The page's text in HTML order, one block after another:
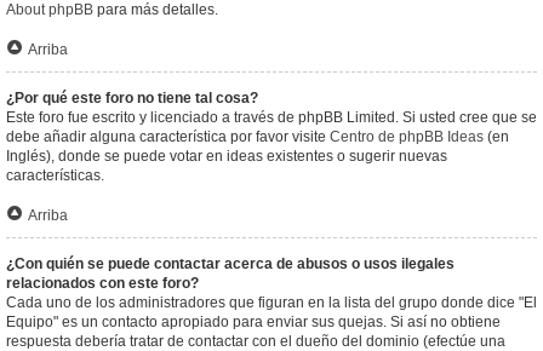
About phpBB para más detalles.
Arriba
¿Por qué este foro no tiene tal cosa?
Este foro fue escrito y licenciado a través de phpBB Limited. Si usted cree que se
debe añadir alguna característica por favor visite Centro de phpBB Ideas (en
Inglés), donde se puede votar en ideas existentes o sugerir nuevas
características.
Arriba
¿Con quién se puede contactar acerca de abusos o usos ilegales
relacionados con este foro?
Cada uno de los administradores que figuran en la lista del grupo donde dice "El
Equipo" es un contacto apropiado para enviar sus quejas. Si así no obtiene
respuesta debería tratar de contactar con el dueño del dominio (efectúe una